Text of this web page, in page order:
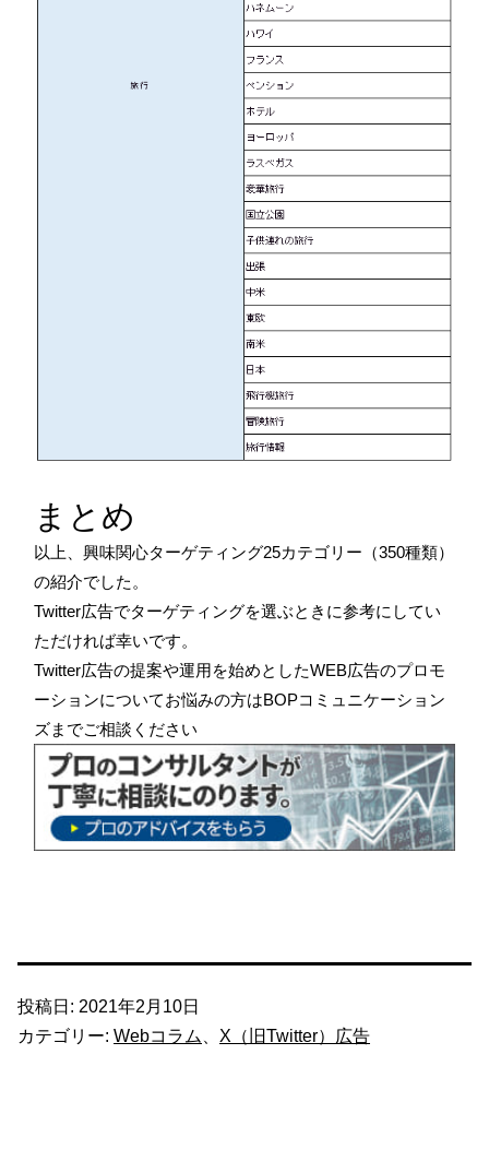
まとめ
以上、興味関心ターゲティング25カテゴリー（350種類）
の紹介でした。
Twitter広告でターゲティングを選ぶときに参考にしてい
ただければ幸いです。
Twitter広告の提案や運用を始めとしたWEB広告のプロモ
ーションについてお悩みの方はBOPコミュニケーション
ズまでご相談ください
投稿日: 2021年2月10日
カテゴリー: Webコラム X（旧Twitter）広告